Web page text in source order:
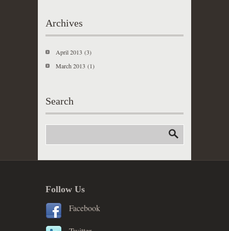
Archives
April 2013 (3)
March 2013 (1)
Search
Follow Us
Facebook